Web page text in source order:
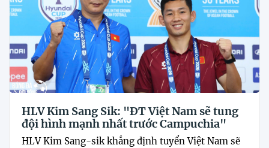
HLV Kim Sang Sik: "ĐT Việt Nam sẽ tung
đội hình mạnh nhất trước Campuchia"
HLV Kim Sang-sik khẳng định tuyển Việt Nam sẽ